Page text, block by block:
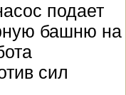
подает
башню на
сил